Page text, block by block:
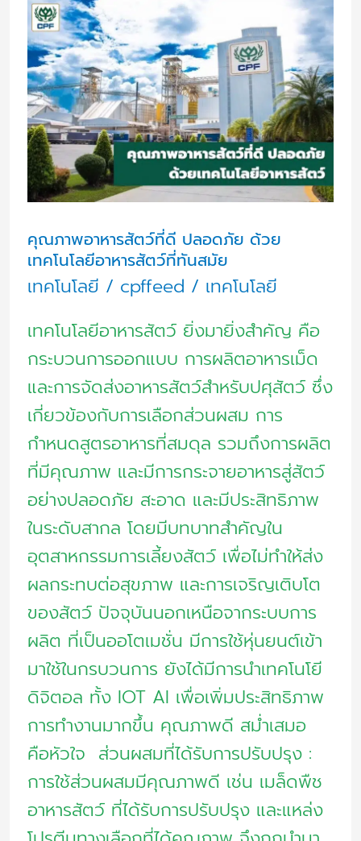
คุณภาพอาหารสัตว์ที่ดี ปลอดภัย ด้วย
เทคโนโลยีอาหารสัตว์ที่ทันสมัย
เทคโนโลยี / cpffeed / เทคโนโลยี
เทคโนโลยีอาหารสัตว์ ยิ่งมายิ่งสำคัญ คือ
กระบวนการออกแบบ การผลิตอาหารเม็ด
และการจัดส่งอาหารสัตว์สำหรับปศุสัตว์ ซึ่ง
เกี่ยวข้องกับการเลือกส่วนผสม การ
กำหนดสูตรอาหารที่สมดุล รวมถึงการผลิต
ที่มีคุณภาพ และมีการกระจายอาหารสู่สัตว์
อย่างปลอดภัย สะอาด และมีประสิทธิภาพ
ในระดับสากล โดยมีบทบาทสำคัญใน
อุตสาหกรรมการเลี้ยงสัตว์ เพื่อไม่ทำให้ส่ง
ผลกระทบต่อสุขภาพ และการเจริญเติบโต
ของสัตว์ ปัจจุบันนอกเหนือจากระบบการ
ผลิต ที่เป็นออโตเมชั่น มีการใช้หุ่นยนต์เข้า
มาใช้ในกรบวนการ ยังได้มีการนำเทคโนโยี
ดิจิตอล ทั้ง IOT AI เพื่อเพิ่มประสิทธิภาพ
การทำงานมากขึ้น คุณภาพดี สม่ำเสมอ
คือหัวใจ ส่วนผสมที่ได้รับการปรับปรุง :
การใช้ส่วนผสมมีคุณภาพดี เช่น เมล็ดพืช
อาหารสัตว์ ที่ได้รับการปรับปรุง และแหล่ง
คุณภาพ
อาหาร
สัตว์
ที่
ดี
ปลอดภัย
ด้วย
เทคโนโลยี
อาหาร
สัตว์
ที่
ทัน
สมัย